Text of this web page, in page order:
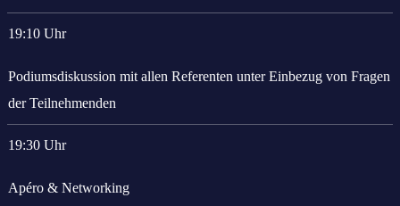
19:10 Uhr
Podiumsdiskussion mit allen Referenten unter Einbezug von Fragen
der Teilnehmenden
19:30 Uhr
Apéro & Networking